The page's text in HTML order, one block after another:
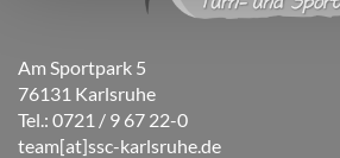
Am Sportpark 5
76131 Karlsruhe
Tel.: 0721 / 9 67 22-0
team[at]ssc-karlsruhe.de